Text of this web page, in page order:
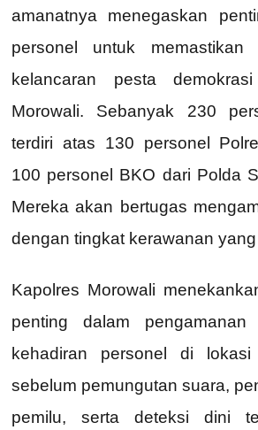
amanatnya menegaskan
personel untuk memastikan
kelancaran pesta
Morowali. Sebanyak 230
terdiri atas 130 personel
100 personel BKO dari Polda
Mereka akan bertugas
dengan tingkat kerawanan
Kapolres Morowali
penting dalam pengamanan
kehadiran personel di
sebelum pemungutan suara,
pemilu, serta deteksi dini